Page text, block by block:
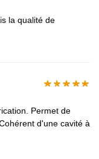
la qualité de
Permet de
d'une cavité à